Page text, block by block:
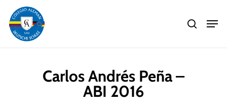
main
content
search
Carlos Andrés Peña –
ABI 2016